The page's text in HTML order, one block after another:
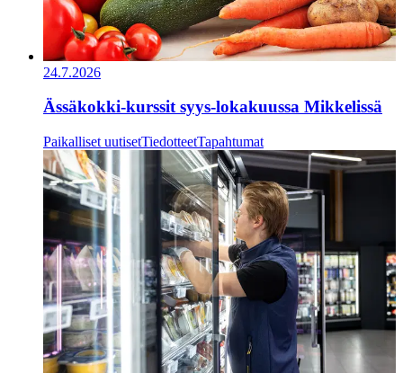
24.7.2026
Ässäkokki-kurssit syys-lokakuussa Mikkelissä
Paikalliset uutisetTiedotteetTapahtumat